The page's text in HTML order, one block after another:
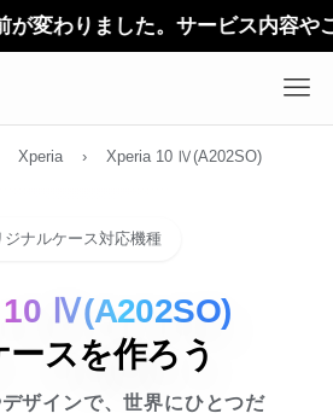
した。サービス内容やご利用方
Xperia › Xperia 10 Ⅳ(A202SO)
ジナルケース対応機種
Ⅳ(A202SO)
ースを作ろう
ザインで、世界にひとつだ